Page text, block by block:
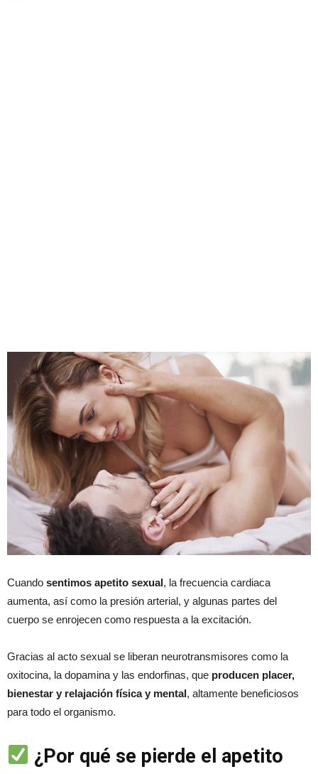
Cuando sentimos apetito sexual, la frecuencia cardiaca
aumenta, así como la presión arterial, y algunas partes del
cuerpo se enrojecen como respuesta a la excitación.
Gracias al acto sexual se liberan neurotransmisores como la
oxitocina, la dopamina y las endorfinas, que producen placer,
bienestar y relajación física y mental, altamente beneficiosos
para todo el organismo.
¿Por qué se pierde el apetito